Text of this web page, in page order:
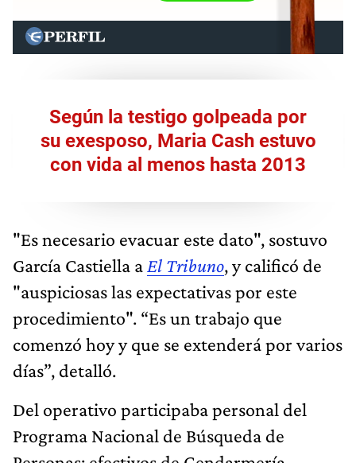
Según la testigo golpeada por
su exesposo, Maria Cash estuvo
con vida al menos hasta 2013
"Es necesario evacuar este dato", sostuvo
García Castiella a El Tribuno, y calificó de
"auspiciosas las expectativas por este
procedimiento". “Es un trabajo que
comenzó hoy y que se extenderá por varios
días”, detalló.
Del operativo participaba personal del
Programa Nacional de Búsqueda de